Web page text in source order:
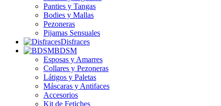
Panties y Tangas
Bodies y Mallas
Pezoneras
Pijamas Sensuales
Disfraces
BDSM
Esposas y Amarres
Collares y Pezoneras
Látigos y Paletas
Máscaras y Antifaces
Accesorios
Kit de Fetiches